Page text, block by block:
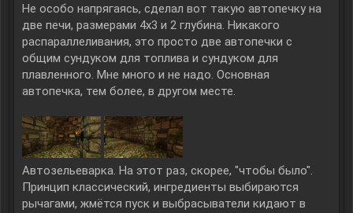
Не особо напрягаясь, сделал вот такую автопечку на
две печи, размерами 4х3 и 2 глубина. Никакого
распараллеливания, это просто две автопечки с
общим сундуком для топлива и сундуком для
плавленного. Мне много и не надо. Основная
автопечка, тем более, в другом месте.
Автозельеварка. На этот раз, скорее, "чтобы было".
Принцип классический, ингредиенты выбираются
рычагами, жмётся пуск и выбрасыватели кидают в